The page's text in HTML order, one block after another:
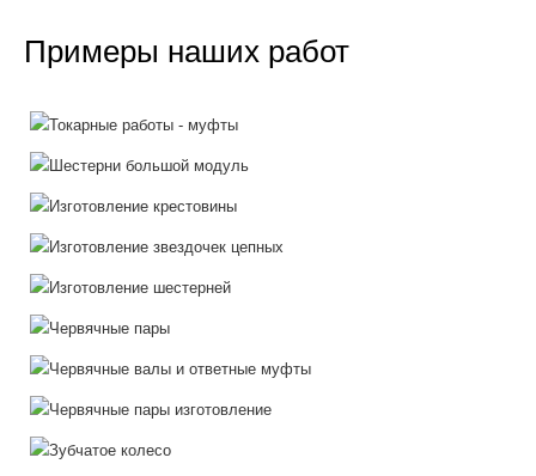
Примеры наших работ